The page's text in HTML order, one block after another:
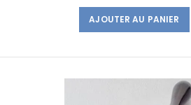
AJOUTER AU PANIER